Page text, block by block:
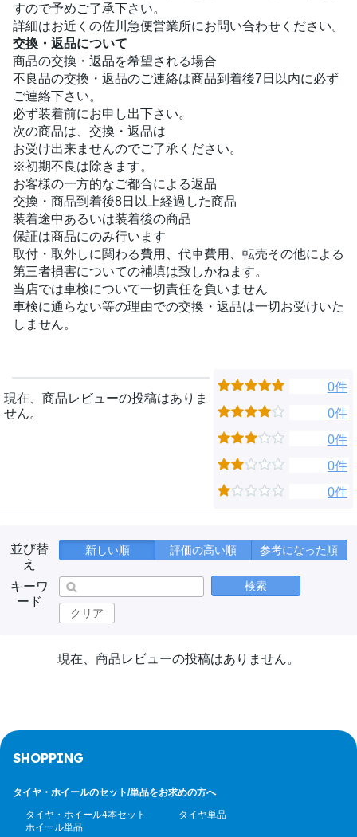
すので予めご了承下さい。
詳細はお近くの佐川急便営業所にお問い合わせください。
交換・返品について
商品の交換・返品を希望される場合
不良品の交換・返品のご連絡は商品到着後7日以内に必ず
ご連絡下さい。
必ず装着前にお申し出下さい。
次の商品は、交換・返品は
お受け出来ませんのでご了承ください。
※初期不良は除きます。
お客様の一方的なご都合による返品
交換・商品到着後8日以上経過した商品
装着途中あるいは装着後の商品
保証は商品にのみ行います
取付・取外しに関わる費用、代車費用、転売その他による
第三者損害についての補填は致しかねます。
当店では車検について一切責任を負いません
車検に通らない等の理由での交換・返品は一切お受けいた
しません。
現在、商品レビューの投稿はありま
せん。
0件
0件
0件
0件
0件
並び替
え
新しい順 評価の高い順 参考になった順
キーワ
ード
検索
クリア
現在、商品レビューの投稿はありません。
SHOPPING
タイヤ・ホイールのセット/単品をお求めの方へ
タイヤ・ホイール4本セット
タイヤ単品
ホイール単品